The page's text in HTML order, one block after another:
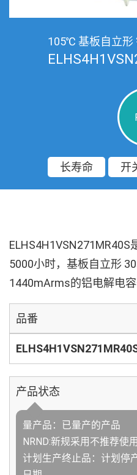
105℃ 基板自立形
长寿命 开
5000小时，基板自立形
1440mArms的铝电解电容
品番
产品状态
量产品：已量产的产品
NRND:新规采用不推荐使
计划生产终止品：计划停